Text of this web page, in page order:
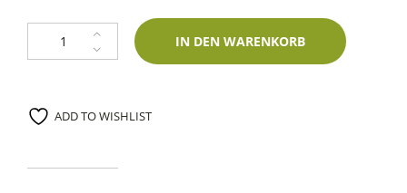
Gebinde Piaggio 0140 Bianco Glam Perl 1000ml 1K Glasurit-
IN DEN WARENKORB
ADD TO WISHLIST